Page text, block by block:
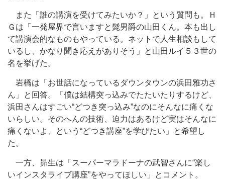
また「誰の講演を受けてみたいか？」という質問も。Ｈ
Ｇは「一発屋界で言いますと髭男爵の山田くん。本も出し
て講演会的なものもやっている。ネットで人生相談もして
いるし、かなり聞き応えがありそう」と山田ルイ５３世の
名を挙げた。
岩橋は「お世話になっているダウンタウンの浜田雅功さ
ん」と回答。「僕は結構突っ込みでたたいたりするけど、
浜田さんはすごい“どつき突っ込み”なのにそんなに痛くな
いらしい。そのへんの技術、迫力はあるけど実はそんなに
痛くないよ、という“どつき講座”を学びたい」と希望し
た。
一方、昴生は「スーパーマラドーナの武智さんに“楽し
いインスタライブ講座”をやってほしい」とコメント。